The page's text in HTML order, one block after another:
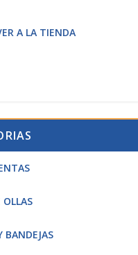
A LA TIENDA
OLLAS
BANDEJAS